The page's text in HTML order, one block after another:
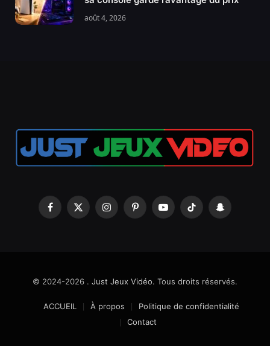
août 4, 2026
Facebook
X
InstagramPinterestYouTubeTikTok Snapchat
© 2024-2026 . Just Jeux Vidéo. Tous droits réservés.
ACCUEIL À propos
Politique de confidentialité
Contact